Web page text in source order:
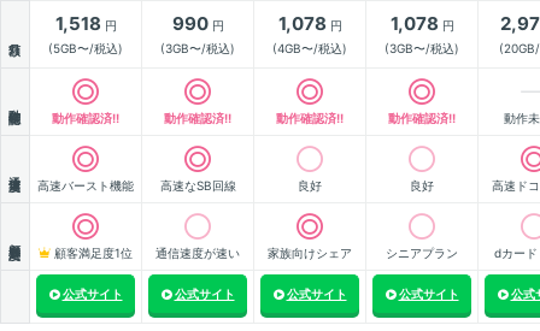
1,518 円
(5GB〜/税込)
990円
(3GB〜/税込)
1,078 円
(4GB〜/税込)
1,078 円
(3GB〜/税込)
動作確認済!! 動作確認済!! 動作確認済!! 動作確認済!! 動作
高速バースト機能 高速なSB回線 良好 良好 高速ド
顧客満足度1位 通信速度が速い 家族向けシェア シニアプラン dカード
公式サイト 公式サイト 公式サイト 公式サイト 公式